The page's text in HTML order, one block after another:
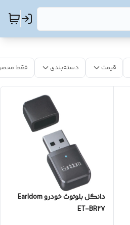
قیمت دسته‌بندی فقط
دانگل بلوتوث خودرو Earldom
ET-BR27